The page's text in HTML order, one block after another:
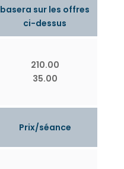
basera sur les offres
ci-dessus
210.00
35.00
Prix/séance